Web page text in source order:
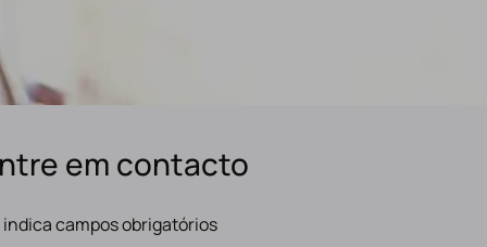
em contacto
indica campos obrigatórios